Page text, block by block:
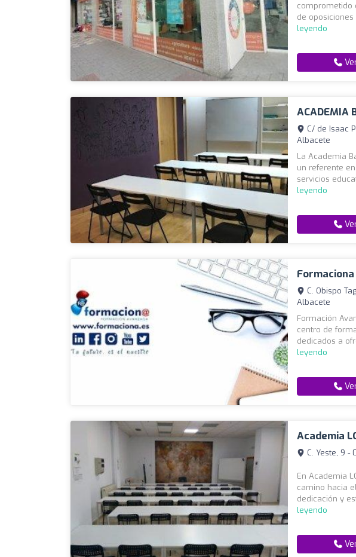
comprometido
de
leyendo
ACADEMIA
C/ de Isaac
Albacete
La Academia
un referente
servicios
leyendo
C. Obispo
Albacete
Formación
centro de
dedicados a
leyendo
Academia
C. Yeste, 9 -
En Academia
camino hacia
dedicación y
leyendo